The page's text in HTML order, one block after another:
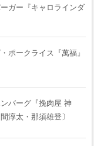
ガー『キャロラインダ
ポークライス『萬福』
バーグ『挽肉屋 神
淳太・那須雄登〕